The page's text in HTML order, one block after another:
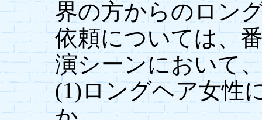
界の方からのロン
依頼については、
演シーンにおいて
(1)ロングヘア女性